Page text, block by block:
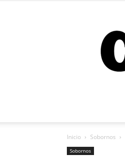
Inicio Sobornos
Sobornos